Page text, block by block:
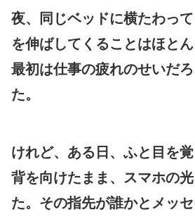
夜、同じベッドに横たわっ
を伸ばしてくることはほとん
最初は仕事の疲れのせいだ
た。
けれど、ある日、ふと目を
背を向けたまま、スマホの
た。その指先が誰かとメッ